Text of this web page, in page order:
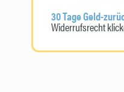
30 Tage Geld-
Widerrufsrecht